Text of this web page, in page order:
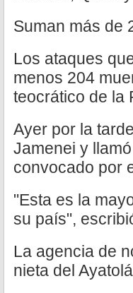
Suman más de
Los ataques
menos 204
teocrático de la
Ayer por la
Jamenei y
convocado por
"Esta es la
su país",
La agencia de
nieta del